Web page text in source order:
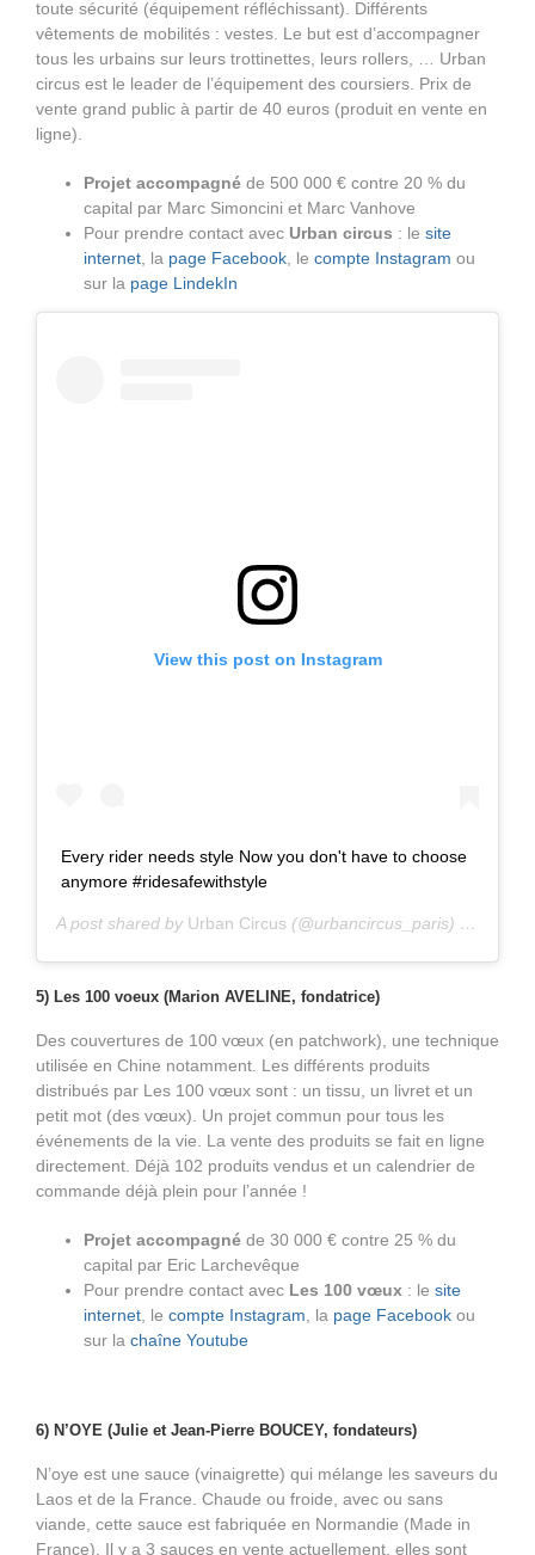
toute sécurité (équipement réfléchissant). Différents
vêtements de mobilités : vestes. Le but est d’accompagner
tous les urbains sur leurs trottinettes, leurs rollers, … Urban
circus est le leader de l’équipement des coursiers. Prix de
vente grand public à partir de 40 euros (produit en vente en
ligne).
Projet accompagné de 500 000 € contre 20 % du
capital par Marc Simoncini et Marc Vanhove
Pour prendre contact avec Urban circus : le site
internet , la page Facebook , le compte Instagram ou
sur la page LindekIn
View this post on Instagram
Every rider needs style Now you don't have to choose
anymore #ridesafewithstyle
A post shared by Urban Circus (@urbancircus_paris) on
5) Les 100 voeux (Marion AVELINE, fondatrice)
Des couvertures de 100 vœux (en patchwork), une technique
utilisée en Chine notamment. Les différents produits
distribués par Les 100 vœux sont : un tissu, un livret et un
petit mot (des vœux). Un projet commun pour tous les
événements de la vie. La vente des produits se fait en ligne
directement. Déjà 102 produits vendus et un calendrier de
commande déjà plein pour l’année !
Projet accompagné de 30 000 € contre 25 % du
capital par Eric Larchevêque
Pour prendre contact avec Les 100 vœux : le site
internet , le compte Instagram , la page Facebook ou
sur la chaîne Youtube
6) N’OYE (Julie et Jean-Pierre BOUCEY, fondateurs)
N’oye est une sauce (vinaigrette) qui mélange les saveurs du
Laos et de la France. Chaude ou froide, avec ou sans
viande, cette sauce est fabriquée en Normandie (Made in
France). Il y a 3 sauces en vente actuellement, elles sont